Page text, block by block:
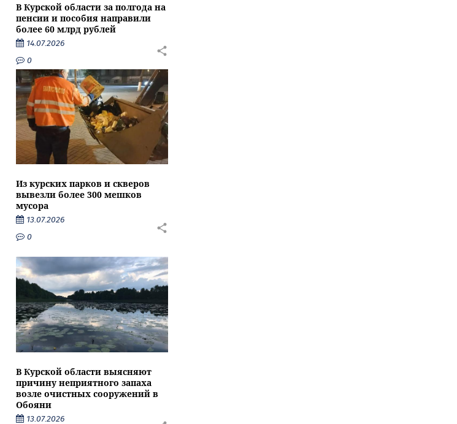
В Курской области за полгода на
пенсии и пособия направили
более 60 млрд рублей
14.07.2026
0
Из курских парков и скверов
вывезли более 300 мешков
мусора
13.07.2026
0
В Курской области выясняют
причину неприятного запаха
возле очистных сооружений в
Обояни
13.07.2026